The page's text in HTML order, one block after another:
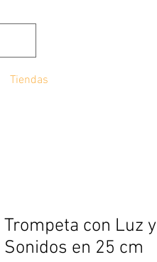
Tiendas
Trompeta con Luz y
Sonidos en 25 cm